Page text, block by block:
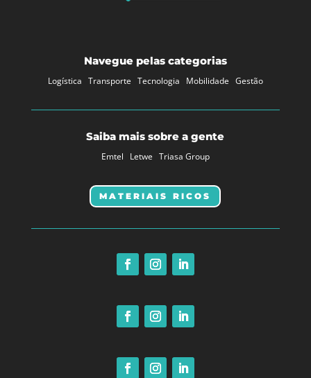
Navegue pelas categorias
Logística Transporte Tecnologia Mobilidade Gestão
Saiba mais sobre a gente
Emtel Letwe Triasa Group
MATERIAIS RICOS